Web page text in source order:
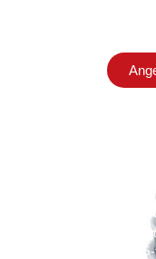
Mischschüsselset